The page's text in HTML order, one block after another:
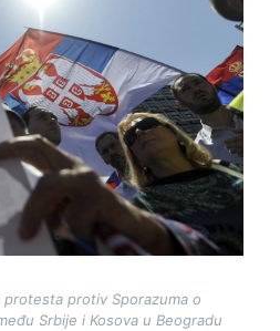
protiv Sporazuma o
Srbije i Kosova u Beogradu